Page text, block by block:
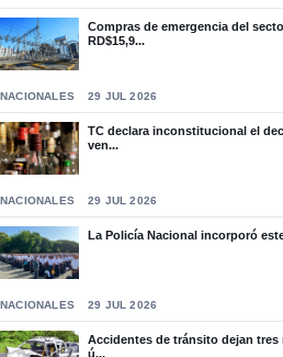
Compras de emergencia del
RD$15,9...
NACIONALES 29 JUL 2026
TC declara inconstitucional el
ven...
NACIONALES 29 JUL 2026
La Policía Nacional incorporó
NACIONALES 29 JUL 2026
Accidentes de tránsito dejan
ú...